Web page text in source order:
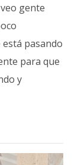
gente
pasando
para que
y